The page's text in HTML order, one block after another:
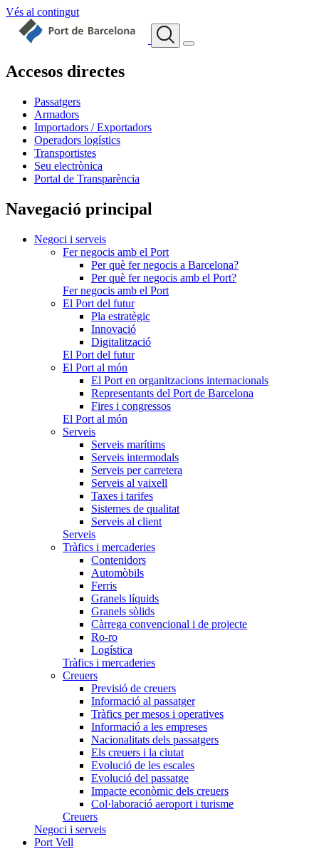
Vés al contingut
Accesos directes
Passatgers
Armadors
Importadors / Exportadors
Operadors logístics
Transportistes
Seu electrònica
Portal de Transparència
Navegació principal
Negoci i serveis
Fer negocis amb el Port
Per què fer negocis a Barcelona?
Per què fer negocis amb el Port?
Fer negocis amb el Port
El Port del futur
Pla estratègic
Innovació
Digitalització
El Port del futur
El Port al món
El Port en organitzacions internacionals
Representants del Port de Barcelona
Fires i congressos
El Port al món
Serveis
Serveis marítims
Serveis intermodals
Serveis per carretera
Serveis al vaixell
Taxes i tarifes
Sistemes de qualitat
Serveis al client
Serveis
Tràfics i mercaderies
Contenidors
Automòbils
Ferris
Granels líquids
Granels sòlids
Càrrega convencional i de projecte
Ro-ro
Logística
Tràfics i mercaderies
Creuers
Previsió de creuers
Informació al passatger
Tràfics per mesos i operatives
Informació a les empreses
Nacionalitats dels passatgers
Els creuers i la ciutat
Evolució de les escales
Evolució del passatge
Impacte econòmic dels creuers
Col·laboració aeroport i turisme
Creuers
Negoci i serveis
Port Vell